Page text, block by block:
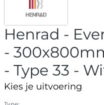
Henrad -
-
- Type 33 -
Kies je uitvoering